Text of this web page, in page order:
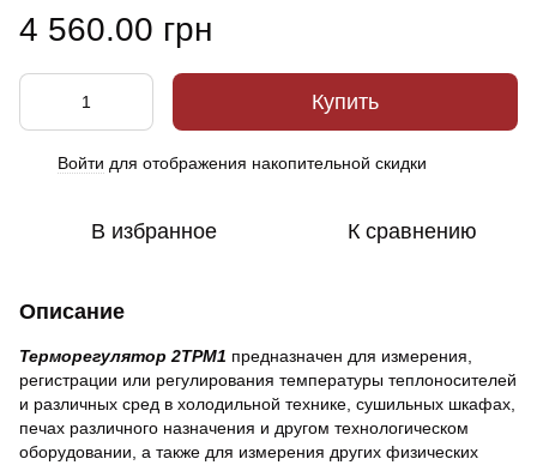
4 560.00 грн
Купить
Войти для отображения накопительной скидки
В избранное К сравнению
Описание
Терморегулятор 2ТРМ1 предназначен для измерения,
регистрации или регулирования температуры теплоносителей
и различных сред в холодильной технике, сушильных шкафах,
печах различного назначения и другом технологическом
оборудовании, а также для измерения других физических